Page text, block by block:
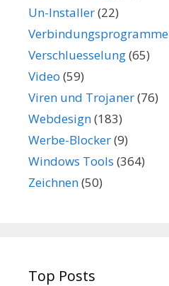
Un-Installer(22)
Verbindungsprogramme
Verschluesselung(65)
Video (59)
Viren und Trojaner(76)
Webdesign(183)
Werbe-Blocker(9)
Windows Tools (364)
Zeichnen(50)
Top Posts